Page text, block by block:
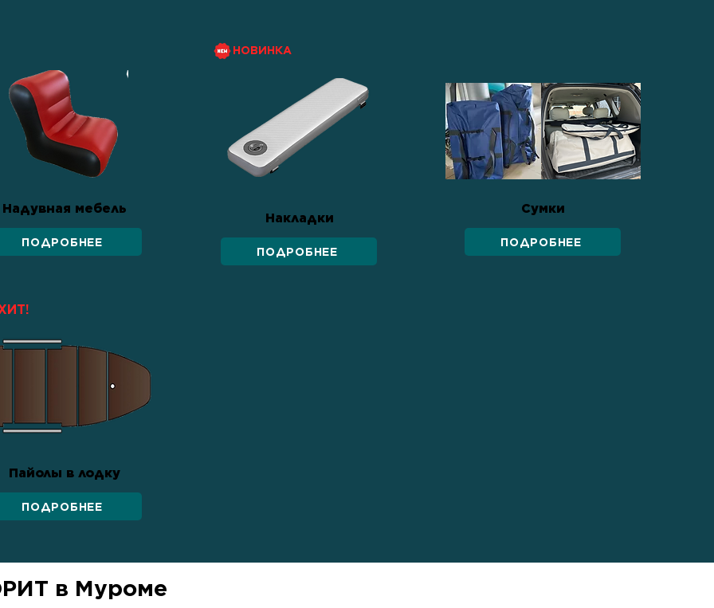
Надувная мебель
ПОДРОБНЕЕ
НОВИНКА
Накладки
ПОДРОБНЕЕ
Пайолы в лодку
ПОДРОБНЕЕ
Сумки
ПОДРОБНЕЕ
в Муроме